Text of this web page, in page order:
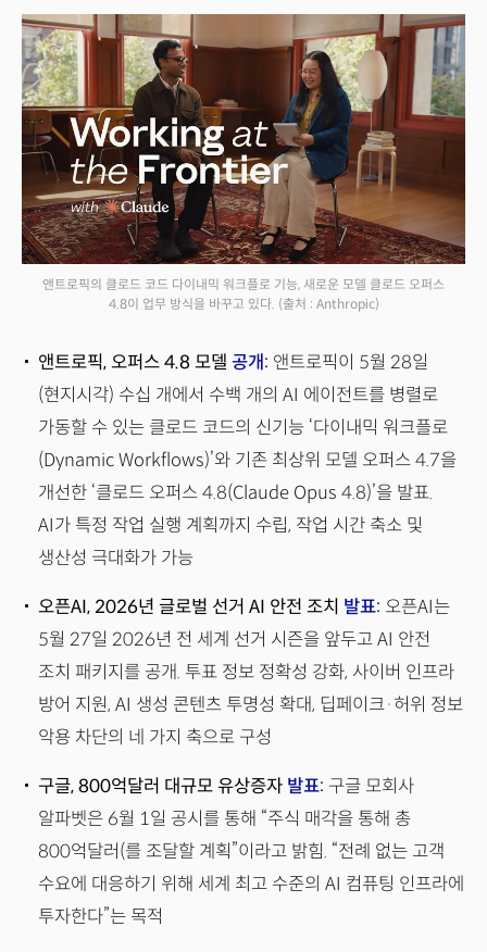
앤트로픽의 클로드 코드 다이내믹 워크플로 기능, 새로운 모델 클로드 오퍼스
4.8이 업무 방식을 바꾸고 있다. (출처 : Anthropic)
앤트로픽, 오퍼스 4.8 모델 공개: 앤트로픽이 5월 28일
(현지시각) 수십 개에서 수백 개의 AI 에이전트를 병렬로
가동할 수 있는 클로드 코드의 신기능 ‘다이내믹 워크플로
(Dynamic Workflows)’와 기존 최상위 모델 오퍼스 4.7을
개선한 ‘클로드 오퍼스 4.8(Claude Opus 4.8)’을 발표.
AI가 특정 작업 실행 계획까지 수립, 작업 시간 축소 및
생산성 극대화가 가능
오픈AI, 2026년 글로벌 선거 AI 안전 조치 발표: 오픈AI는
5월 27일 2026년 전 세계 선거 시즌을 앞두고 AI 안전
조치 패키지를 공개. 투표 정보 정확성 강화, 사이버 인프라
방어 지원, AI 생성 콘텐츠 투명성 확대, 딥페이크·허위 정보
악용 차단의 네 가지 축으로 구성
구글, 800억달러 대규모 유상증자 발표: 구글 모회사
알파벳은 6월 1일 공시를 통해 “주식 매각을 통해 총
800억달러(를 조달할 계획”이라고 밝힘. “전례 없는 고객
수요에 대응하기 위해 세계 최고 수준의 AI 컴퓨팅 인프라에
투자한다”는 목적